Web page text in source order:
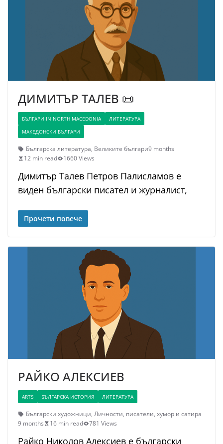
ДИМИТЪР ТАЛЕВ 📜
БЪЛГАРИ IN NORTH MACEDONIA
ЛИТЕРАТУРА
МАКЕДОНСКИ БЪЛГАРИ
Българска литература, Великите българи9 months
12 min read
1660 Views
Димитър Талев Петров Палисламов е
виден български писател и журналист,
Прочети повече
РАЙКО АЛЕКСИЕВ
ARTS БЪЛГАРСКА ИСТОРИЯ ЛИТЕРАТУРА
Български художници, Личности, писатели, хумор и сатира
9 months
16 min read 781 Views
Райко Николов Алексиев е български